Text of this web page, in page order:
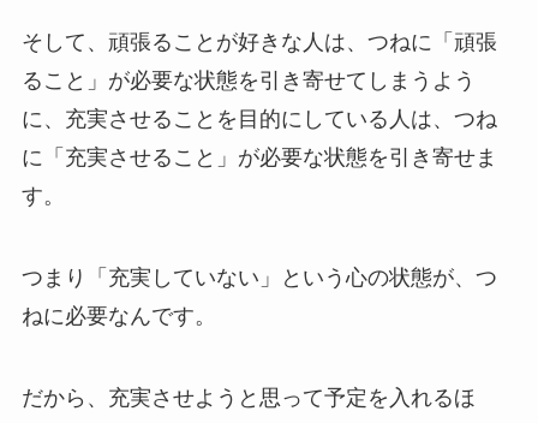
そして、頑張ることが好きな人は、つねに「頑張
ること」が必要な状態を引き寄せてしまうよう
に、充実させることを目的にしている人は、つね
に「充実させること」が必要な状態を引き寄せま
す。
つまり「充実していない」という心の状態が、つ
ねに必要なんです。
だから、充実させようと思って予定を入れるほ